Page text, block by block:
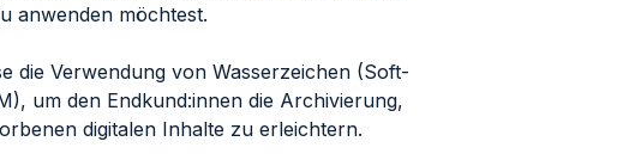
anwenden möchtest.
die Verwendung von Wasserzeichen (Soft-
um den Endkund:innen die Archivierung,
digitalen Inhalte zu erleichtern.